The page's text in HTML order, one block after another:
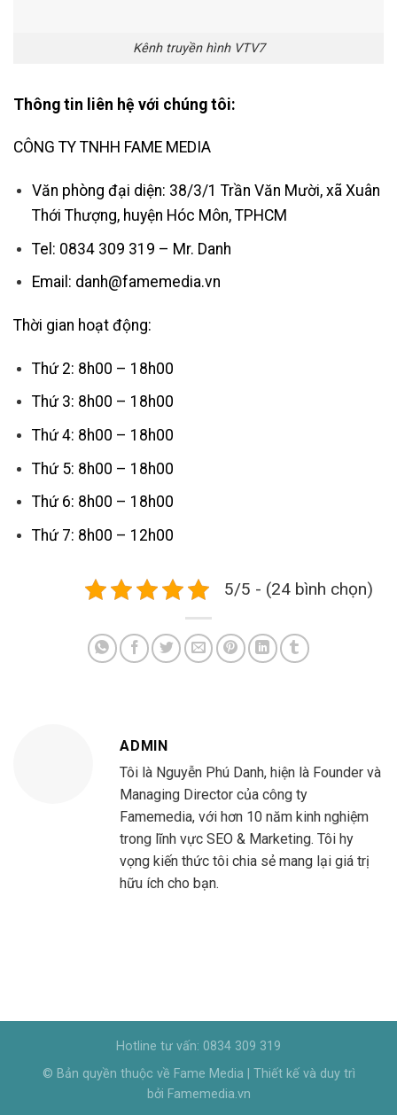
Kênh truyền hình VTV7
Thông tin liên hệ với chúng tôi:
CÔNG TY TNHH FAME MEDIA
Văn phòng đại diện: 38/3/1 Trần Văn Mười, xã Xuân
Thới Thượng, huyện Hóc Môn, TPHCM
Tel: 0834 309 319 – Mr. Danh
Email: danh@famemedia.vn
Thời gian hoạt động:
Thứ 2: 8h00 – 18h00
Thứ 3: 8h00 – 18h00
Thứ 4: 8h00 – 18h00
Thứ 5: 8h00 – 18h00
Thứ 6: 8h00 – 18h00
Thứ 7: 8h00 – 12h00
5/5 - (24 bình chọn)
ADMIN
Tôi là Nguyễn Phú Danh, hiện là Founder và
Managing Director của công ty
Famemedia, với hơn 10 năm kinh nghiệm
trong lĩnh vực SEO & Marketing. Tôi hy
vọng kiến thức tôi chia sẻ mang lại giá trị
hữu ích cho bạn.
Hotline tư vấn: 0834 309 319
© Bản quyền thuộc về Fame Media | Thiết kế và duy trì
bởi Famemedia.vn